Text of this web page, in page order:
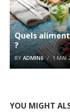
Quels
?
BY ADMIN6 1 MAI
YOU MIGHT